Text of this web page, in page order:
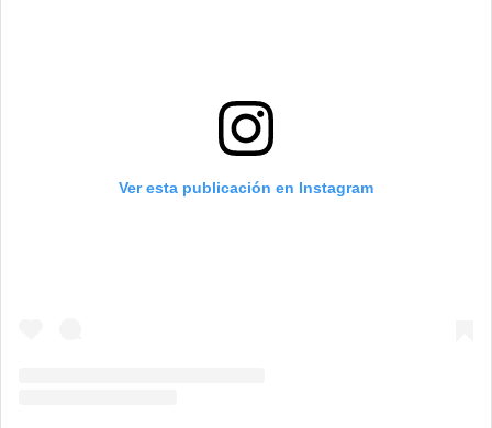
Ver esta publicación en Instagram